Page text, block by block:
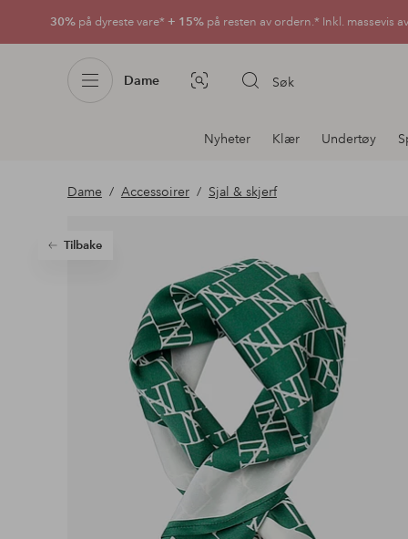
30% på dyreste vare* + 15% på resten av ordern.* Inkl. massevis
Dame Bildesøk Søk
Avdelingsnavigering
Nyheter Klær Undertøy
Dame Accessoirer Sjal & skjerf
Tilbake